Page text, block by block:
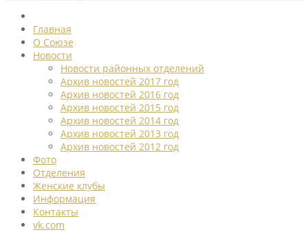
Главная
О Союзе
Новости
Новости районных отделений
Архив новостей 2017 год
Архив новостей 2016 год
Архив новостей 2015 год
Архив новостей 2014 год
Архив новостей 2013 год
Архив новостей 2012 год
Фото
Отделения
Женские клубы
Информация
Контакты
vk.com